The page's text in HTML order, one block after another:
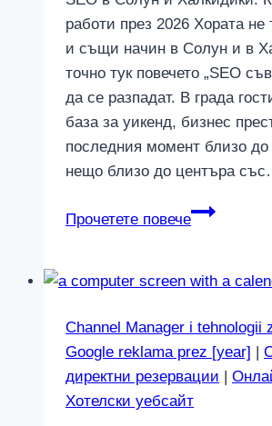
работи през 2026 Хората не
и същи начин в Солун и в
точно тук повечето „SEO
да се разпадат. В града
база за уикенд, бизнес
последния момент близо
нещо близо до центъра
Прочетете повече
SEO
и
Какво
работи
през
2026
Channel Manager i tehnologii
Google reklama prez [year] |
директни резервации |
Хотелски уебсайт